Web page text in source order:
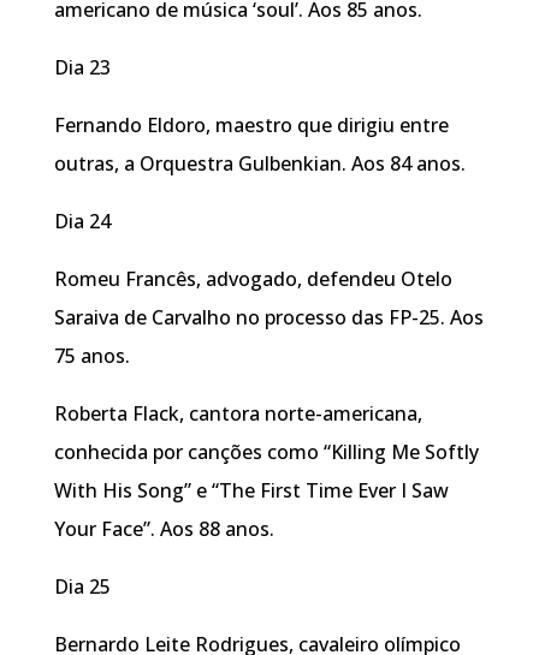
americano de música ‘soul’. Aos 85 anos.
Dia 23
Fernando Eldoro, maestro que dirigiu entre
outras, a Orquestra Gulbenkian. Aos 84 anos.
Dia 24
Romeu Francês, advogado, defendeu Otelo
Saraiva de Carvalho no processo das FP-25. Aos
75 anos.
Roberta Flack, cantora norte-americana,
conhecida por canções como “Killing Me Softly
With His Song” e “The First Time Ever I Saw
Your Face”. Aos 88 anos.
Dia 25
Bernardo Leite Rodrigues, cavaleiro olímpico